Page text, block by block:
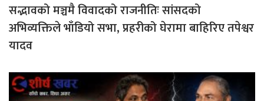
सद्भावको मञ्चमै विवादको राजनीतिः सांसदको
अभिव्यक्तिले भाँडियो सभा, प्रहरीको घेरामा बाहिरिए तपेश्वर
यादव